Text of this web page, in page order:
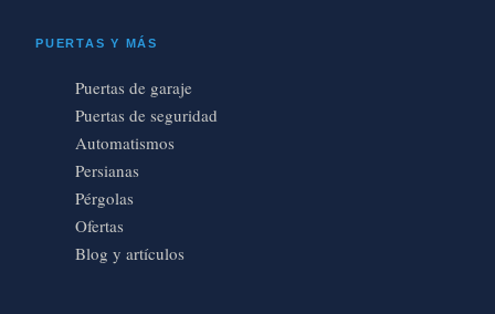
PUERTAS Y MÁS
Puertas de garaje
Puertas de seguridad
Automatismos
Persianas
Pérgolas
Ofertas
Blog y artículos